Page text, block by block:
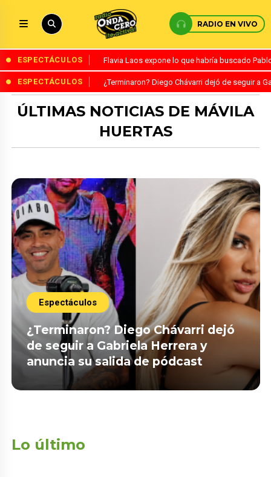
RADIO EN VIVO
ESPECTÁCULOS Flavia Laos expone lo que habría buscado
ESPECTÁCULOS ¿Terminaron? Diego Chávarri dejó de seguir a
ÚLTIMAS NOTICIAS DE MÁVILA
HUERTAS
Espectáculos
¿Terminaron? Diego Chávarri dejó
de seguir a Gabriela Herrera y
anuncia su salida de pódcast
Lo último